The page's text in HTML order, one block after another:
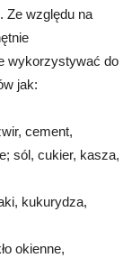
Ze względu na
wykorzystywać do
jak:
cement,
sól, cukier, kasza,
kukurydza,
okienne,